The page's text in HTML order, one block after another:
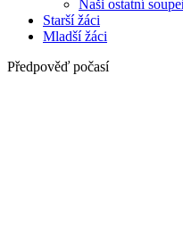
Naši ostatní
Starší žáci
Mladší žáci
Předpověď počasí